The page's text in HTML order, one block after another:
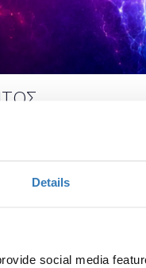
Details
social media